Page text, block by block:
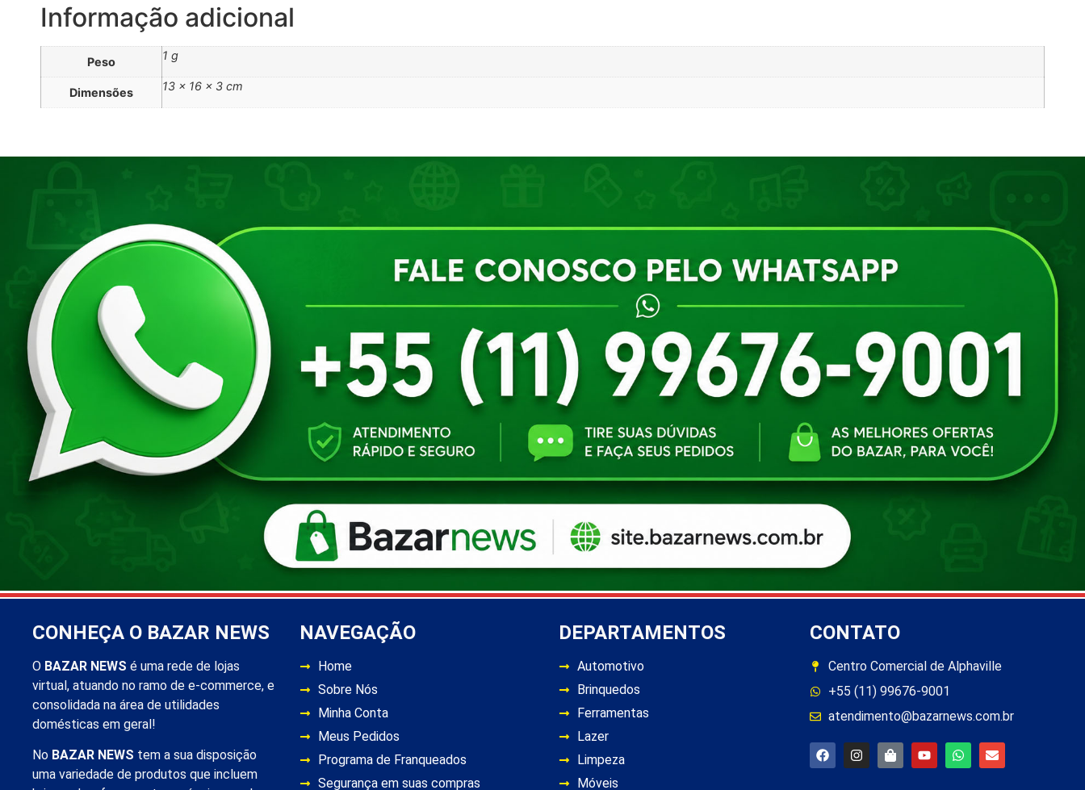
Informação adicional
Peso 1 g
Dimensões 13 × 16 × 3 cm
CONHEÇA O BAZAR NEWS
O BAZAR NEWS é uma rede de lojas
virtual, atuando no ramo de e-commerce, e
consolidada na área de utilidades
domésticas em geral!
No BAZAR NEWS tem a sua disposição
uma variedade de produtos que incluem
NAVEGAÇÃO
Home
Sobre Nós
Minha Conta
Meus Pedidos
Programa de Franqueados
Segurança em suas compras
DEPARTAMENTOS
Automotivo
Brinquedos
Ferramentas
Lazer
Limpeza
Móveis
CONTATO
Centro Comercial de Alphaville
+55 (11) 99676-9001
atendimento@bazarnews.com.br